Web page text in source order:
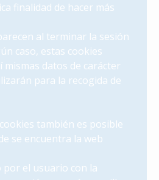
finalidad de hacer más
al terminar la sesión
caso, estas cookies
datos de carácter
para la recogida de
también es posible
se encuentra la web
el usuario con la